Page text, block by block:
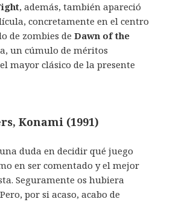
, además, también apareció
concretamente en el centro
de zombies deDawn of the
un cúmulo de méritos
mayor clásico de la presente
Konami (1991)
duda en decidir qué juego
en ser comentado y el mejor
Seguramente os hubiera
por si acaso, acabo de